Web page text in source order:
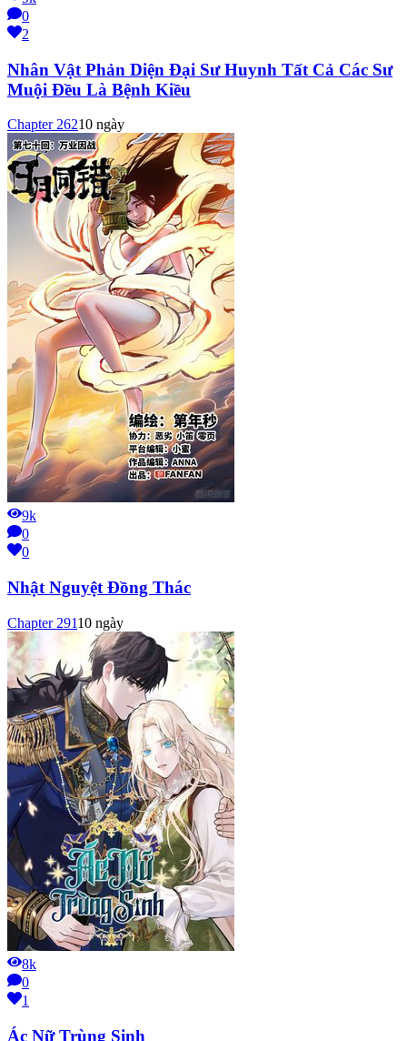
0
2
Nhân Vật Phản Diện Đại Sư Huynh Tất Cả Các Sư
Muội Đều Là Bệnh Kiều
Chapter 26210 ngày
9k
0
0
Nhật Nguyệt Đồng Thác
Chapter 29110 ngày
8k
0
1
Ác Nữ Trùng Sinh